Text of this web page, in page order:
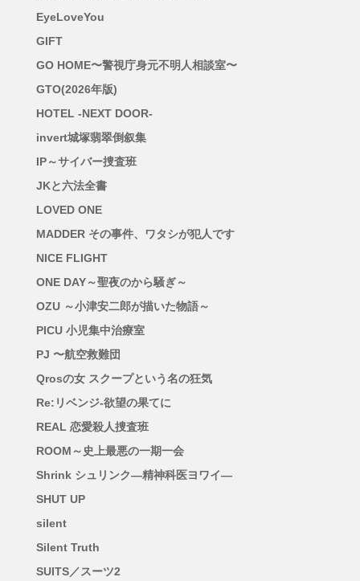
EyeLoveYou
GIFT
GO HOME〜警視庁身元不明人相談室〜
GTO(2026年版)
HOTEL -NEXT DOOR-
invert城塚翡翠倒叙集
IP～サイバー捜査班
JKと六法全書
LOVED ONE
MADDER その事件、ワタシが犯人です
NICE FLIGHT
ONE DAY～聖夜のから騒ぎ～
OZU ～小津安二郎が描いた物語～
PICU 小児集中治療室
PJ 〜航空救難団
Qrosの女 スクープという名の狂気
Re:リベンジ-欲望の果てに
REAL 恋愛殺人捜査班
ROOM～史上最悪の一期一会
Shrink シュリンク―精神科医ヨワイ―
SHUT UP
silent
Silent Truth
SUITS／スーツ2